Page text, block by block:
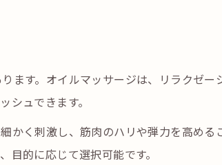
ます。オイルマッサージは、リラクゼー
ュできます。
かく刺激し、筋肉のハリや弾力を高める
的に応じて選択可能です。